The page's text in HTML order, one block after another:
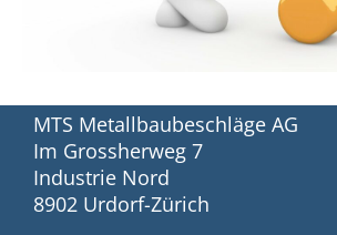
MTS Metallbaubeschläge AG
Im Grossherweg 7
Industrie Nord
8902 Urdorf-Zürich